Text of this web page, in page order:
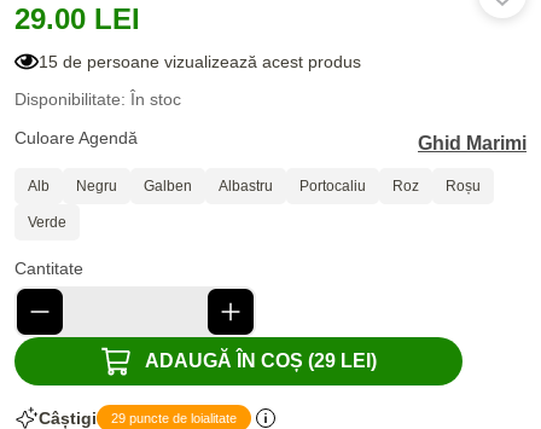
29.00 LEI
15 de persoane vizualizează acest produs
Disponibilitate: În stoc
Culoare Agendă
Ghid Marimi
Alb Negru Galben Albastru Portocaliu Roz Roșu
Verde
Cantitate
ADAUGĂ ÎN COȘ (29 LEI)
Câștigi 29 puncte de loialitate